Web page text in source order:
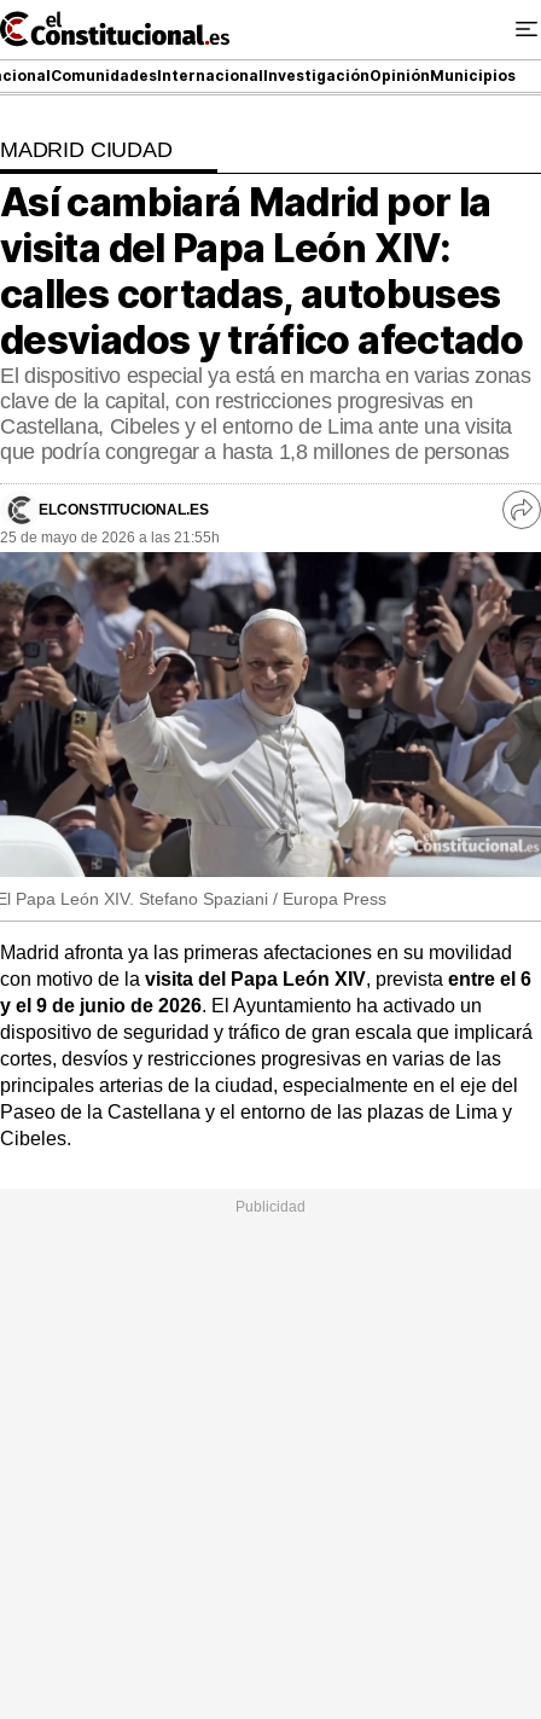
Ir
al
contenido
ComunidadesInternacionalInvestigaciónOpiniónMunicipios
NACIONAL
COMUNIDADES
ElConstitucional TV
MásQueTele
ElConstitucional +
MásQueEstilo
MásQueSucesos
MásQueMercados
JuicioExprés
INVESTIGACIÓN
INTERNACIONAL
OPINIÓN
MUNICIPIOS
MADRID CIUDAD
Así cambiará Madrid por la
visita del Papa León XIV:
calles cortadas, autobuses
desviados y tráfico afectado
El dispositivo especial ya está en marcha en varias zonas
clave de la capital, con restricciones progresivas en
Castellana, Cibeles y el entorno de Lima ante una visita
que podría congregar a hasta 1,8 millones de personas
ELCONSTITUCIONAL.ES
25 de mayo de 2026 a las 21:55h
Papa León XIV. Stefano Spaziani / Europa Press
Madrid afronta ya las primeras afectaciones en su movilidad
con motivo de la visita del Papa León XIV, prevista entre el 6
y el 9 de junio de 2026. El Ayuntamiento ha activado un
dispositivo de seguridad y tráfico de gran escala que implicará
cortes, desvíos y restricciones progresivas en varias de las
principales arterias de la ciudad, especialmente en el eje del
Paseo de la Castellana y el entorno de las plazas de Lima y
Cibeles.